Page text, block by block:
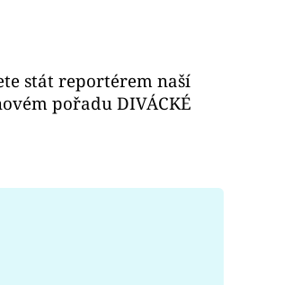
stát reportérem naší
pořadu DIVÁCKÉ